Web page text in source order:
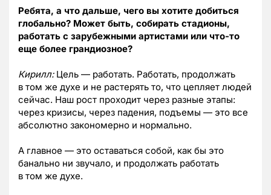
Ребята, а что дальше, чего вы хотите добиться
глобально? Может быть, собирать стадионы,
работать с зарубежными артистами или что-то
еще более грандиозное?
Кирилл:Цель — работать. Работать, продолжать
в том же духе и не растерять то, что цепляет людей
сейчас. Наш рост проходит через разные этапы:
через кризисы, через падения, подъемы — это все
абсолютно закономерно и нормально.
А главное — это оставаться собой, как бы это
банально ни звучало, и продолжать работать
в том же духе.